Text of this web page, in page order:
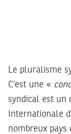
Le pluralisme
C’est une «
syndical est un
Internationale
nombreux